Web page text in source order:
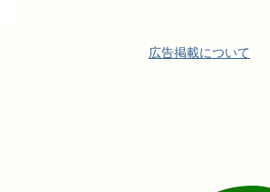
広告掲載について